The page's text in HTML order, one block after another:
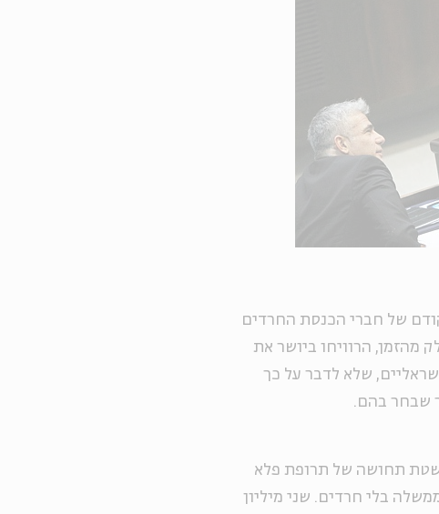
של חברי הכנסת החרדים
מהזמן, הרוויחו ביושר את
שלא לדבר על כך
שבחר בהם.
תחושה של תרופת פלא
30 יום מילואים? ממשלה בלי חרדים. שני מיליון